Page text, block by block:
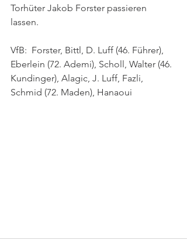
Torhüter Jakob Forster passieren
lassen.
VfB:  Forster, Bittl, D. Luff (46. Führer),
Eberlein (72. Ademi), Scholl, Walter (46.
Kundinger), Alagic, J. Luff, Fazli,
Schmid (72. Maden), Hanaoui